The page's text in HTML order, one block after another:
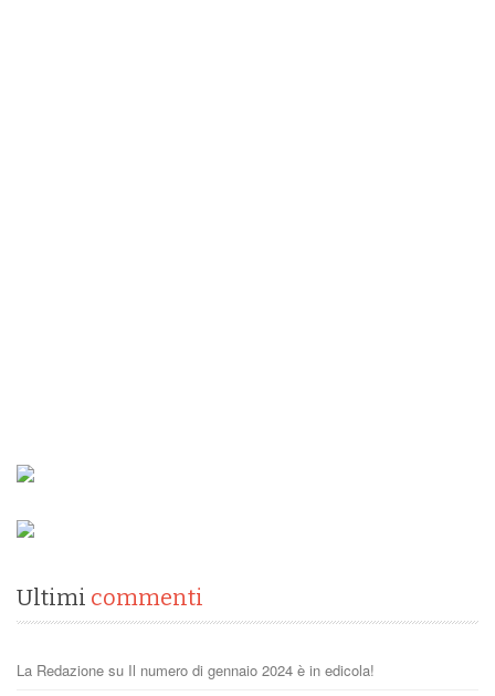
Ultimi commenti
La Redazione su Il numero di gennaio 2024 è in edicola!